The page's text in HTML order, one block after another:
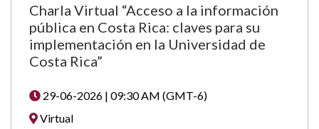
Charla Virtual “Acceso a la información
pública en Costa Rica: claves para su
implementación en la Universidad de
Costa Rica”
29-06-2026 | 09:30 AM (GMT-6)
Virtual